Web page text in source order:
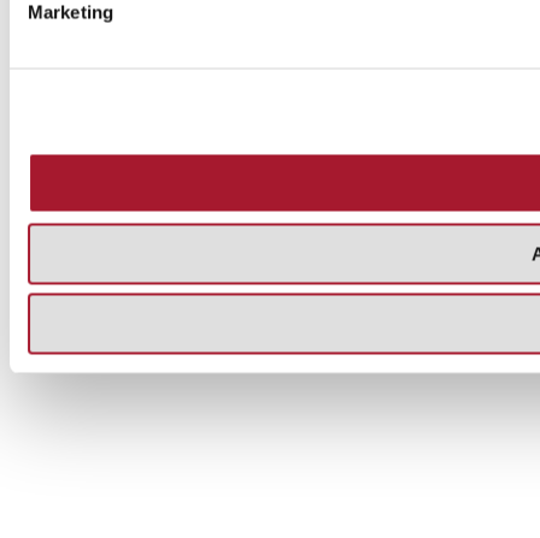
Marketing